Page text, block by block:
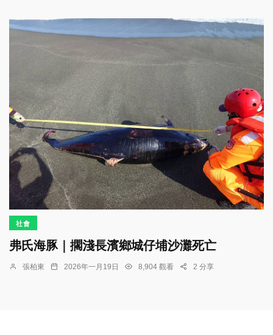
社會
弗氏海豚｜擱淺長濱鄉城仔埔沙灘死亡
張柏東 2026年一月19日 8,904 觀看 2 分享